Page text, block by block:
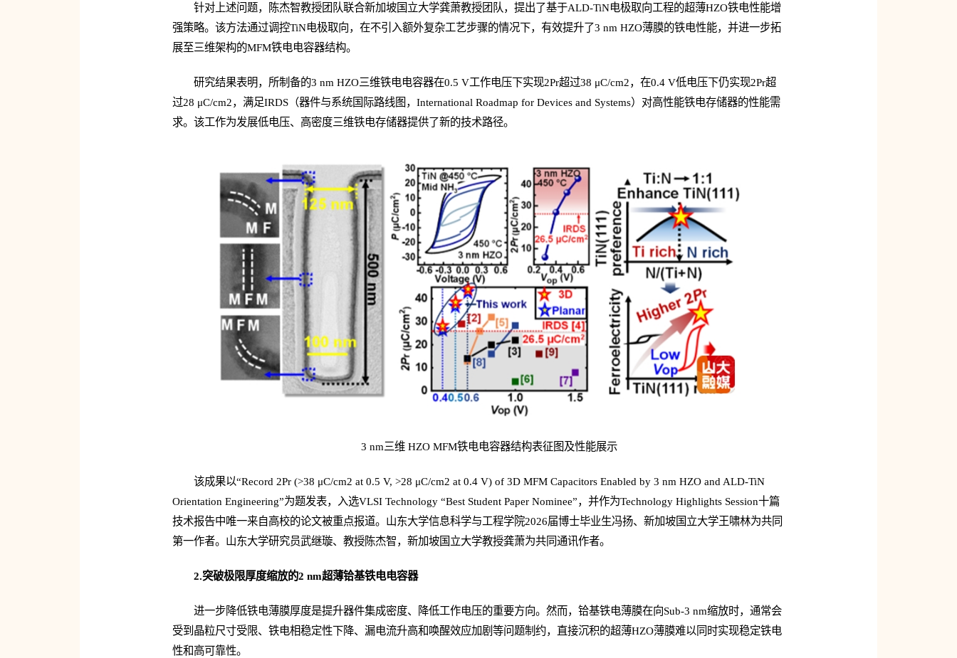
针对上述问题，陈杰智教授团队联合新加坡国立大学龚萧教授团队，提出了基于ALD-TiN电极取向工程的超薄HZO铁电性能增
强策略。该方法通过调控TiN电极取向，在不引入额外复杂工艺步骤的情况下，有效提升了3 nm HZO薄膜的铁电性能，并进一步拓
展至三维架构的MFM铁电电容器结构。
研究结果表明，所制备的3 nm HZO三维铁电电容器在0.5 V工作电压下实现2Pr超过38 μC/cm2，在0.4 V低电压下仍实现2Pr超
过28 μC/cm2，满足IRDS（器件与系统国际路线图，International Roadmap for Devices and Systems）对高性能铁电存储器的性能需
求。该工作为发展低电压、高密度三维铁电存储器提供了新的技术路径。
3 nm三维 HZO MFM铁电电容器结构表征图及性能展示
该成果以“Record 2Pr (>38 μC/cm2 at 0.5 V, >28 μC/cm2 at 0.4 V) of 3D MFM Capacitors Enabled by 3 nm HZO and ALD-TiN
Orientation Engineering”为题发表，入选VLSI Technology “Best Student Paper Nominee”，并作为Technology Highlights Session十篇
技术报告中唯一来自高校的论文被重点报道。山东大学信息科学与工程学院2026届博士毕业生冯扬、新加坡国立大学王啸林为共同
第一作者。山东大学研究员武继璇、 教授陈杰智，新加坡国立大学教授龚萧为共同通讯作者。
2.突破极限厚度缩放的2 nm超薄铪基铁电电容器
进一步降低铁电薄膜厚度是提升器件集成密度、降低工作电压的重要方向。然而，铪基铁电薄膜在向Sub-3 nm缩放时，通常会
受到晶粒尺寸受限、铁电相稳定性下降、漏电流升高和唤醒效应加剧等问题制约，直接沉积的超薄HZO薄膜难以同时实现稳定铁电
性和高可靠性。